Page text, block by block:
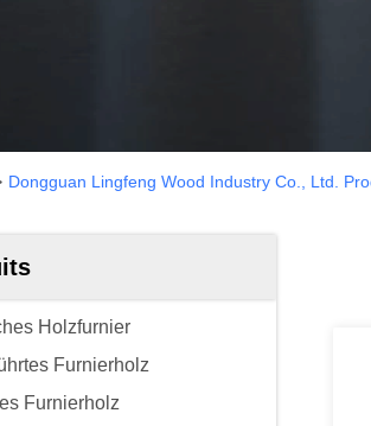
Dongguan Lingfeng Wood Industry Co., Ltd.
Holzfurnier
Furnierholz
Furnierholz